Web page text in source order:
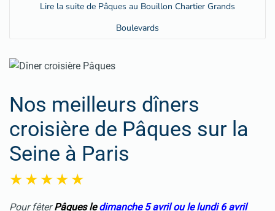
Lire la suite de Pâques au Bouillon Chartier Grands
Boulevards
Nos meilleurs dîners
croisière de Pâques sur la
Seine à Paris
Pour fêterPâquesledimanche 5 avril ou lelundi 6 avril